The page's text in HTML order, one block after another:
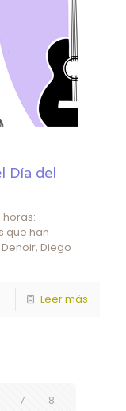
Día del
horas:
que han
Diego
Leer más
7
8